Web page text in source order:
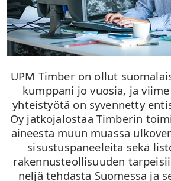
UPM Timber on ollut
kumppani jo vuosia, ja
yhteistyötä on syvennetty
Oy jatkojalostaa Timberin
aineesta muun muassa
sisustuspaneeleita sekä
rakennusteollisuuden
neljä tehdasta Suomessa ja